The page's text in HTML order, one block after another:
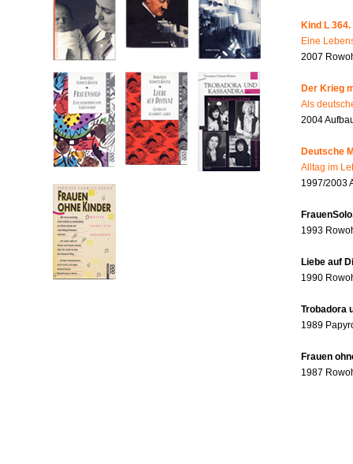
Kind L 364.
Eine
2007
Der Krieg
Als
2004
Deutsche
Alltag im
1997/2003
1993
Liebe auf
1990
Trobadora
1989
Frauen
1987